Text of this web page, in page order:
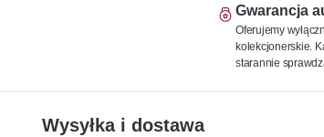
Gwarancja
Oferujemy
kolekcjonerskie.
starannie
Wysyłka i dostawa